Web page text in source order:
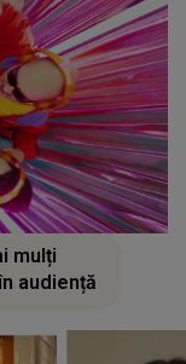
mulți
audiență